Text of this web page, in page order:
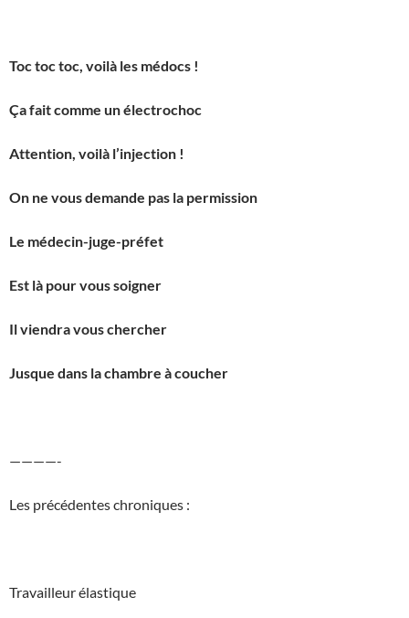
Toc toc toc, voilà les médocs !
Ça fait comme un électrochoc
Attention, voilà l’injection !
On ne vous demande pas la permission
Le médecin-juge-préfet
Est là pour vous soigner
Il viendra vous chercher
Jusque dans la chambre à coucher
————-
Les précédentes chroniques :
Travailleur élastique